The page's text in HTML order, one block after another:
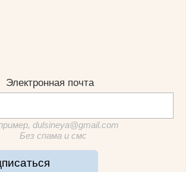
Электронная почта
dulsineya@gmail.com
Без спама и смс